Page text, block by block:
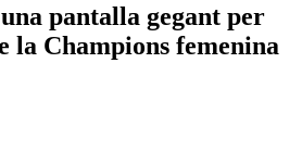
pantalla gegant per
la Champions femenina